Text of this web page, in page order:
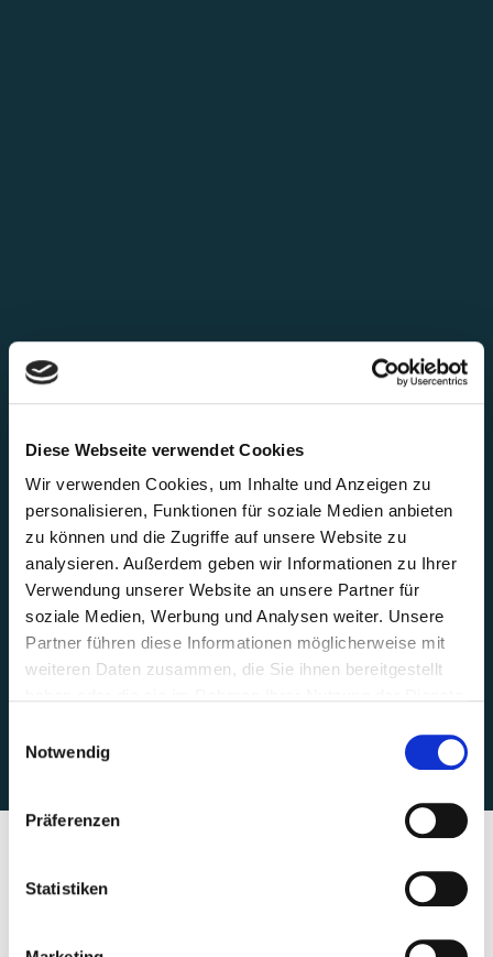
Diese Webseite verwendet Cookies
Wir verwenden Cookies, um Inhalte und Anzeigen zu
personalisieren, Funktionen für soziale Medien anbieten
zu können und die Zugriffe auf unsere Website zu
analysieren. Außerdem geben wir Informationen zu Ihrer
Verwendung unserer Website an unsere Partner für
soziale Medien, Werbung und Analysen weiter. Unsere
Partner führen diese Informationen möglicherweise mit
weiteren Daten zusammen, die Sie ihnen bereitgestellt
Notwendig
Präferenzen
Statistiken